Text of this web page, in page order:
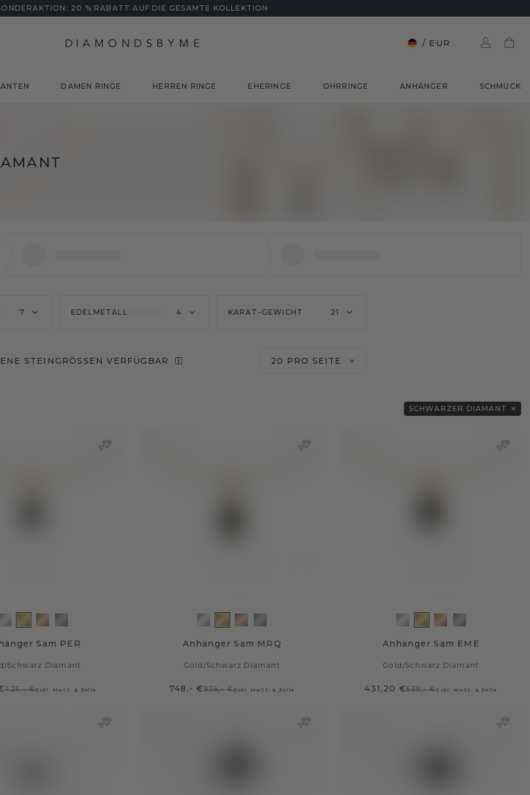
20 % RABATT AUF DIE GESAMTE KOLLEKTION
/ EUR
DAMEN RINGE HERREN RINGE EHERINGE OHRRINGE ANHÄNGER SCHMUCK
7 EDELMETALL 4 KARAT-GEWICHT 21
STEINGRÖSSEN VERFÜGBAR 20 PRO SEITE
SCHWARZER DIAMANT
Sam PER
/Schwarz Diamant
425,- €Exkl. MwSt. & Zölle
Anhänger Sam MRQ
Gold /Schwarz Diamant
748,- €935,- €Exkl. MwSt. & Zölle
Anhänger Sam EME
Gold/Schwarz Diamant
431,20 €539,- €Exkl. MwSt. & Zölle